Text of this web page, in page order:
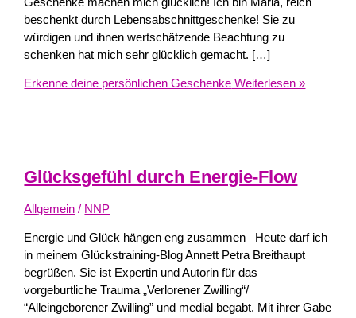
beschenkt durch Lebensabschnittgeschenke! Sie zu
würdigen und ihnen wertschätzende Beachtung zu
schenken hat mich sehr glücklich gemacht. […]
Erkenne deine persönlichen Geschenke Weiterlesen »
Glücksgefühl durch Energie-Flow
Allgemein / NNP
Energie und Glück hängen eng zusammen Heute darf ich
in meinem Glückstraining-Blog Annett Petra Breithaupt
begrüßen. Sie ist Expertin und Autorin für das
vorgeburtliche Trauma „Verlorener Zwilling“/
“Alleingeborener Zwilling” und medial begabt. Mit ihrer Gabe